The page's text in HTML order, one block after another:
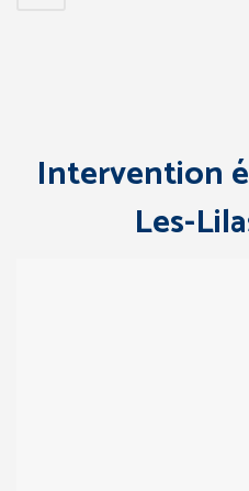
Intervention
Les-